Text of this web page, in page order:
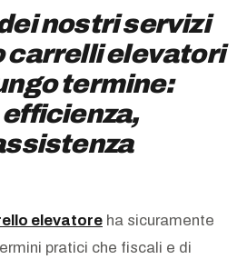
nostri servizi
carrelli elevatori
termine:
elevatore ha sicuramente
pratici che fiscali e di